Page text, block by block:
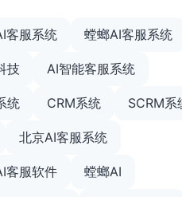
客服系统 螳螂AI客服系统
技 AI智能客服系统
统 CRM系统 SCRM系
北京AI客服系统
客服软件 螳螂AI